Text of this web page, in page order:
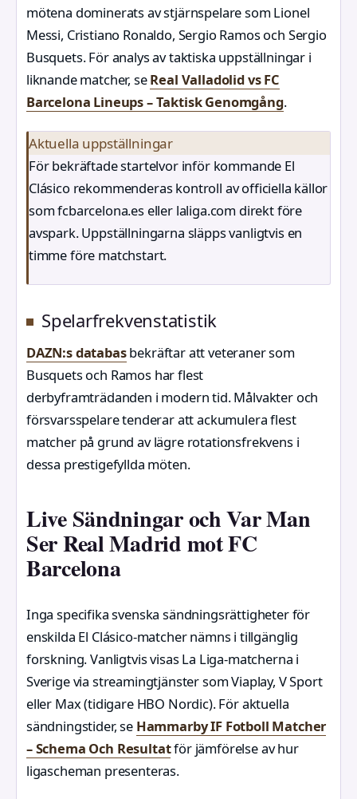
mötena dominerats av stjärnspelare som Lionel
Messi, Cristiano Ronaldo, Sergio Ramos och Sergio
Busquets. För analys av taktiska uppställningar i
liknande matcher, seReal Valladolid vs FC
Barcelona Lineups – Taktisk Genomgång.
Aktuella uppställningar
För bekräftade startelvor inför kommande El
Clásico rekommenderas kontroll av officiella källor
som fcbarcelona.es eller laliga.com direkt före
avspark. Uppställningarna släpps vanligtvis en
timme före matchstart.
Spelarfrekvenstatistik
DAZN:s databasbekräftar att veteraner som
Busquets och Ramos har flest
derbyframträdanden i modern tid. Målvakter och
försvarsspelare tenderar att ackumulera flest
matcher på grund av lägre rotationsfrekvens i
dessa prestigefyllda möten.
Live Sändningar och Var Man
Ser Real Madrid mot FC
Barcelona
Inga specifika svenska sändningsrättigheter för
enskilda El Clásico-matcher nämns i tillgänglig
forskning. Vanligtvis visas La Liga-matcherna i
Sverige via streamingtjänster som Viaplay, V Sport
eller Max (tidigare HBO Nordic). För aktuella
sändningstider, se Hammarby IF Fotboll Matcher
– Schema Och Resultatför jämförelse av hur
ligascheman presenteras.